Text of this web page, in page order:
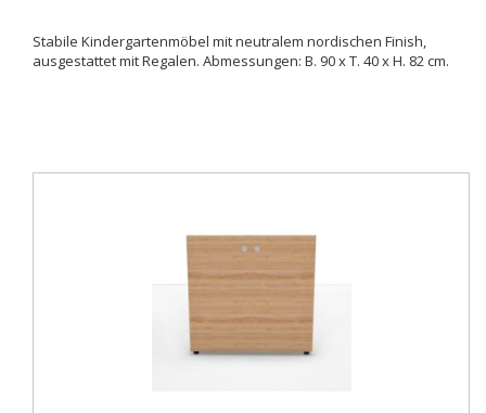
Stabile Kindergartenmöbel mit neutralem nordischen Finish,
ausgestattet mit Regalen. Abmessungen: B. 90 x T. 40 x H. 82 cm.